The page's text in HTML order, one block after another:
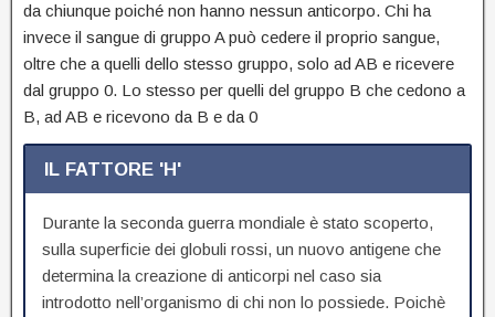
da chiunque poiché non hanno nessun anticorpo. Chi ha
invece il sangue di gruppo A può cedere il proprio sangue,
oltre che a quelli dello stesso gruppo, solo ad AB e ricevere
dal gruppo 0. Lo stesso per quelli del gruppo B che cedono a
B, ad AB e ricevono da B e da 0
IL FATTORE 'H'
Durante la seconda guerra mondiale è stato scoperto,
sulla superficie dei globuli rossi, un nuovo antigene che
determina la creazione di anticorpi nel caso sia
introdotto nell’organismo di chi non lo possiede. Poichè